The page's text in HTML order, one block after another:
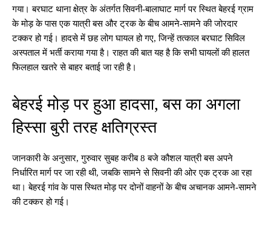
गया। बरघाट थाना क्षेत्र के अंतर्गत सिवनी-बालाघाट मार्ग पर स्थित बेहरई ग्राम
के मोड़ के पास एक यात्री बस और ट्रक के बीच आमने-सामने की जोरदार
टक्कर हो गई। हादसे में छह लोग घायल हो गए, जिन्हें तत्काल बरघाट सिविल
अस्पताल में भर्ती कराया गया है। राहत की बात यह है कि सभी घायलों की हालत
फिलहाल खतरे से बाहर बताई जा रही है।
बेहरई मोड़ पर हुआ हादसा, बस का अगला
हिस्सा बुरी तरह क्षतिग्रस्त
जानकारी के अनुसार, गुरुवार सुबह करीब 8 बजे कौशल यात्री बस अपने
निर्धारित मार्ग पर जा रही थी, जबकि सामने से सिवनी की ओर एक ट्रक आ रहा
था। बेहरई गांव के पास स्थित मोड़ पर दोनों वाहनों के बीच अचानक आमने-सामने
की टक्कर हो गई।